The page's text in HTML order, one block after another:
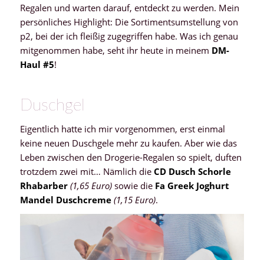
Regalen und warten darauf, entdeckt zu werden. Mein
persönliches Highlight: Die Sortimentsumstellung von
p2, bei der ich fleißig zugegriffen habe. Was ich genau
mitgenommen habe, seht ihr heute in meinem DM-
Haul #5!
Duschgel
Eigentlich hatte ich mir vorgenommen, erst einmal
keine neuen Duschgele mehr zu kaufen. Aber wie das
Leben zwischen den Drogerie-Regalen so spielt, duften
trotzdem zwei mit… Nämlich die CD Dusch Schorle
Rhabarber (1,65 Euro)sowie dieFa Greek Joghurt
Mandel Duschcreme (1,15 Euro).